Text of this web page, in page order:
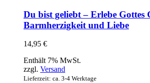
Du bist geliebt – Erlebe Gottes
Barmherzigkeit und Liebe
14,95 €
Enthält 7% MwSt.
zzgl. Versand
Lieferzeit: ca. 3-4 Werktage